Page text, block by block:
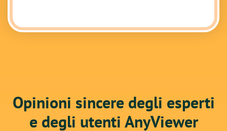
Opinioni sincere degli esperti
e degli utenti AnyViewer